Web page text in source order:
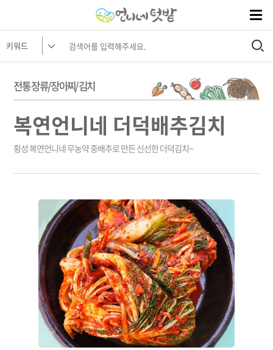
전통 장류/장아찌/김치
복연언니네 더덕배추김치
횡성 복연언니네 무농약 중배추로 만든 신선한 더덕김치~